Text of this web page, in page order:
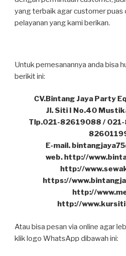
yang terbaik agar customer puas
pelayanan yang kami berikan.
Untuk pemesanannya anda bisa
berikit ini:
CV.Bintang Jaya Party
Jl. Siti I No.40
Tlp.021-82619088 /
E-mail.
web. http://
http://
https://
http://
http://
Atau bisa pesan via online agar
klik logo WhatsApp dibawah ini: